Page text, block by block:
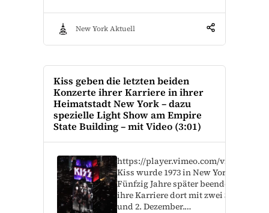
New York Aktuell
Kiss geben die letzten beiden
Konzerte ihrer Karriere in ihrer
Heimatstadt New York – dazu
spezielle Light Show am Empire
State Building – mit Video (3:01)
https://player.vimeo.com/video/
Kiss wurde 1973 in New York
Fünfzig Jahre später beenden die
ihre Karriere dort mit zwei Shows am
und 2. Dezember.…